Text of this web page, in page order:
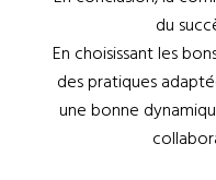
du
En choisissant les
des pratiques
une bonne